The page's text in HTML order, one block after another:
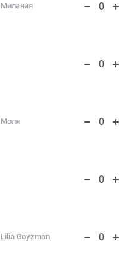
Милания 0
0
Моля 0
0
Lilia Goyzman 0